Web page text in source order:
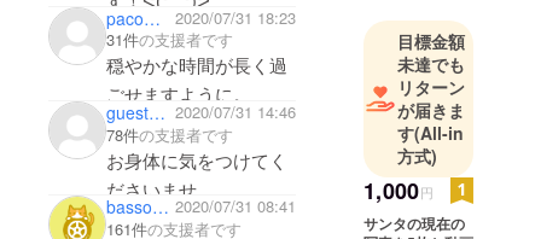
pacomama
2020/07/31 18:23
31件の支援者です
穏やかな時間が長く過
ごせますように。
guesta9ac9e1a9504 2020/07/31 14:46
78件の支援者です
お身体に気をつけてく
ださいませ。
bassoon36 2020/07/31 08:41
161件の支援者です
目標金額
未達でも
リターン
が届きま
す(All-in
方式)
1,000円
サンタの現在の